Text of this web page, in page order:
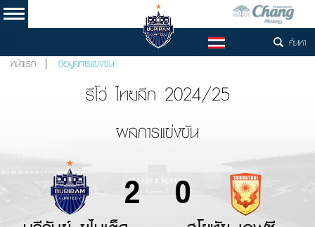
TH
ค้นหา
หน้าแรก
ข้อมูลการแข่งขัน
รีโว่ ไทยลีก 2024/25
ผลการแข่งขัน
2 0